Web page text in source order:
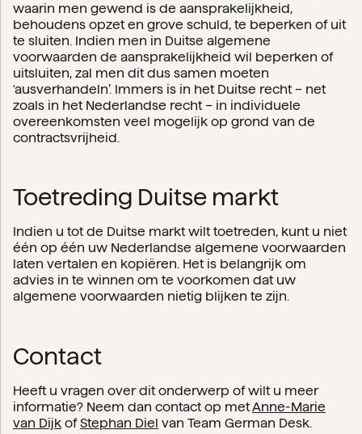
waarin men gewend is de aansprakelijkheid,
behoudens opzet en grove schuld, te beperken of uit
te sluiten. Indien men in Duitse algemene
voorwaarden de aansprakelijkheid wil beperken of
uitsluiten, zal men dit dus samen moeten
‘ausverhandeln’. Immers is in het Duitse recht – net
zoals in het Nederlandse recht – in individuele
overeenkomsten veel mogelijk op grond van de
contractsvrijheid.
Toetreding Duitse markt
Indien u tot de Duitse markt wilt toetreden, kunt u niet
één op één uw Nederlandse algemene voorwaarden
laten vertalen en kopiëren. Het is belangrijk om
advies in te winnen om te voorkomen dat uw
algemene voorwaarden nietig blijken te zijn.
Contact
Heeft u vragen over dit onderwerp of wilt u meer
informatie? Neem dan contact op metAnne-Marie
van Dijk ofStephan Diel van Team German Desk.